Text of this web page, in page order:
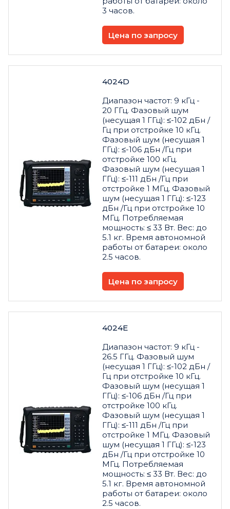
3 часов.
Цена по запросу
4024D
Диапазон частот: 9 кГц -
20 ГГц. Фазовый шум
(несущая 1 ГГц): ≤-102 дБн /
Гц при отстройке 10 кГц.
Фазовый шум (несущая 1
ГГц): ≤-106 дБн /Гц при
отстройке 100 кГц.
Фазовый шум (несущая 1
ГГц): ≤-111 дБн /Гц при
отстройке 1 МГц. Фазовый
шум (несущая 1 ГГц): ≤-123
дБн /Гц при отстройке 10
МГц. Потребляемая
мощность: ≤ 33 Вт. Вес: до
5.1 кг. Время автономной
работы от батареи: около
2.5 часов.
Цена по запросу
4024Е
Диапазон частот: 9 кГц -
26.5 ГГц. Фазовый шум
(несущая 1 ГГц): ≤-102 дБн /
Гц при отстройке 10 кГц.
Фазовый шум (несущая 1
ГГц): ≤-106 дБн /Гц при
отстройке 100 кГц.
Фазовый шум (несущая 1
ГГц): ≤-111 дБн /Гц при
отстройке 1 МГц. Фазовый
шум (несущая 1 ГГц): ≤-123
дБн /Гц при отстройке 10
МГц. Потребляемая
мощность: ≤ 33 Вт. Вес: до
5.1 кг. Время автономной
работы от батареи: около
2.5 часов.